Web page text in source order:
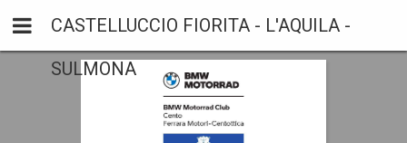
CASTELLUCCIO FIORITA - L'AQUILA -
SULMONA